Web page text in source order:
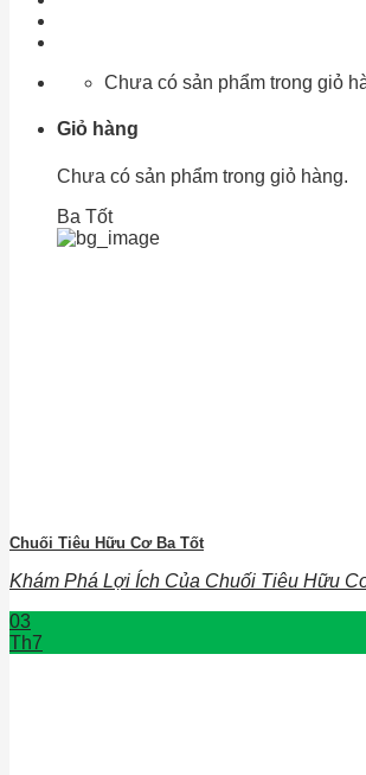
Chưa có sản phẩm trong giỏ
Giỏ hàng
Chưa có sản phẩm trong giỏ hàng.
Ba Tốt
Chuối Tiêu Hữu Cơ Ba Tốt
Khám Phá Lợi Ích Của Chuối Tiêu Hữu
03
Th7